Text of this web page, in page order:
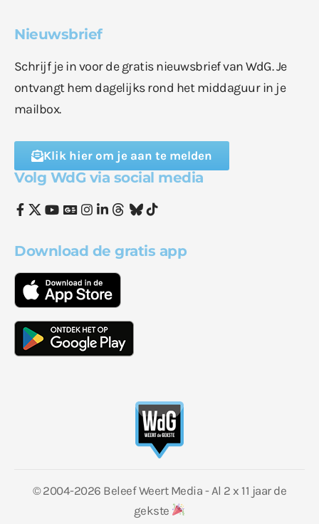
Nieuwsbrief
Schrijf je in voor de gratis nieuwsbrief van WdG. Je
ontvangt hem dagelijks rond het middaguur in je
mailbox.
Klik hier om je aan te melden
Volg WdG via social media
Download de gratis app
© 2004-2026 Beleef Weert Media - Al 2 x 11 jaar de
gekste